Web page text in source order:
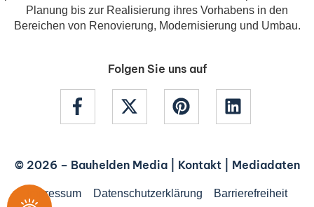
Planung bis zur Realisierung ihres Vorhabens in den
Bereichen von Renovierung, Modernisierung und Umbau.
Folgen Sie uns auf
© 2026 – Bauhelden Media| Kontakt| Mediadaten
Impressum Datenschutzerklärung Barrierefreiheit